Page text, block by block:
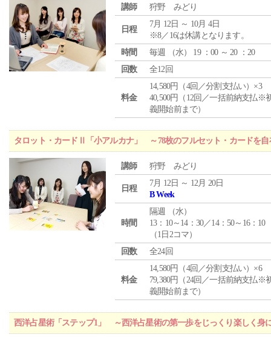
講師 狩野 みどり
日程
7月 12日 ～ 10月 4日
※8／16は休講となります。
時間
毎週 （水） 19 ：00 ～ 20 ：20
回数
全12回
料金
14,580円（4回／分割支払い）×3
40,500円（12回／一括前納支払※
義開始前まで）
タロット・カードⅡ「小アルカナ」 ～78枚のフルセット・カードを自
講師 狩野 みどり
日程
7月 12日 ～ 12月 20日
B Week
時間
隔週 （水）
13：10～14：30／14：50～16：10
（1日2コマ）
回数
全24回
料金
14,580円（4回／分割支払い）×6
79,380円（24回／一括前納支払※
義開始前まで）
西洋占星術「ステップ1」 ～西洋占星術の第一歩をじっくり楽しく身